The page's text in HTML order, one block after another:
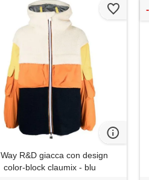
R&D giacca con design
color-block claumix - blu